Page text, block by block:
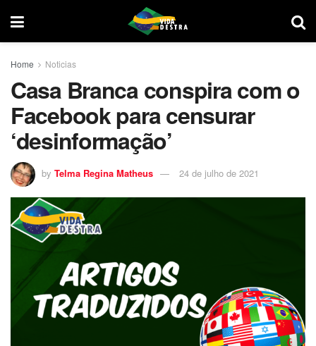
Home Noticias
Casa Branca conspira com o
Facebook para censurar
‘desinformação’
by Telma Regina Matheus 24 de julho de 2021